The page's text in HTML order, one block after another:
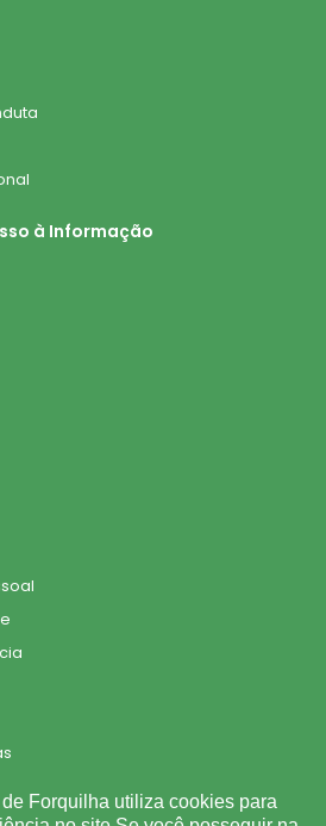
à Informação
Forquilha utiliza cookies para